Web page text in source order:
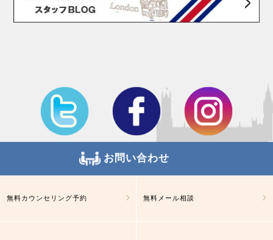
お問い合わせ
無料カウンセリング予約 無料メール相談